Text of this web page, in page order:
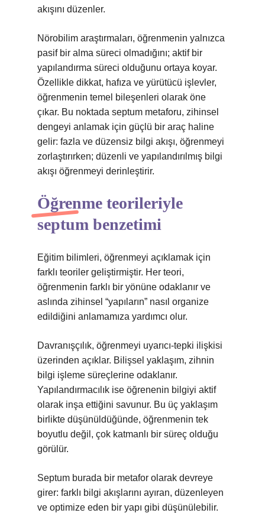
akışını düzenler.
Nörobilim araştırmaları, öğrenmenin yalnızca
pasif bir alma süreci olmadığını; aktif bir
yapılandırma süreci olduğunu ortaya koyar.
Özellikle dikkat, hafıza ve yürütücü işlevler,
öğrenmenin temel bileşenleri olarak öne
çıkar. Bu noktada septum metaforu, zihinsel
dengeyi anlamak için güçlü bir araç haline
gelir: fazla ve düzensiz bilgi akışı, öğrenmeyi
zorlaştırırken; düzenli ve yapılandırılmış bilgi
akışı öğrenmeyi derinleştirir.
Öğrenme teorileriyle
septum benzetimi
Eğitim bilimleri, öğrenmeyi açıklamak için
farklı teoriler geliştirmiştir. Her teori,
öğrenmenin farklı bir yönüne odaklanır ve
aslında zihinsel “yapıların” nasıl organize
edildiğini anlamamıza yardımcı olur.
Davranışçılık, öğrenmeyi uyarıcı-tepki ilişkisi
üzerinden açıklar. Bilişsel yaklaşım, zihnin
bilgi işleme süreçlerine odaklanır.
Yapılandırmacılık ise öğrenenin bilgiyi aktif
olarak inşa ettiğini savunur. Bu üç yaklaşım
birlikte düşünüldüğünde, öğrenmenin tek
boyutlu değil, çok katmanlı bir süreç olduğu
görülür.
Septum burada bir metafor olarak devreye
girer: farklı bilgi akışlarını ayıran, düzenleyen
ve optimize eden bir yapı gibi düşünülebilir.